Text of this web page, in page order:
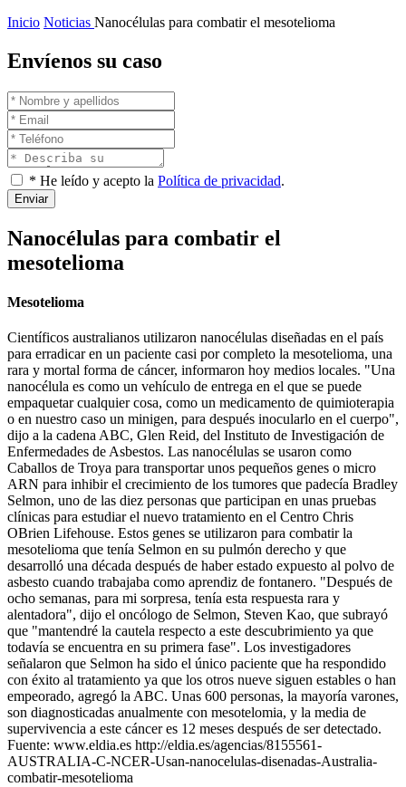
Inicio Noticias Nanocélulas para combatir el mesotelioma
Envíenos su caso
* He leído y acepto la Política de privacidad.
Enviar
Nanocélulas para combatir el
mesotelioma
Mesotelioma
Científicos australianos utilizaron nanocélulas diseñadas en el país
para erradicar en un paciente casi por completo la mesotelioma, una
rara y mortal forma de cáncer, informaron hoy medios locales. "Una
nanocélula es como un vehículo de entrega en el que se puede
empaquetar cualquier cosa, como un medicamento de quimioterapia
o en nuestro caso un minigen, para después inocularlo en el cuerpo",
dijo a la cadena ABC, Glen Reid, del Instituto de Investigación de
Enfermedades de Asbestos. Las nanocélulas se usaron como
Caballos de Troya para transportar unos pequeños genes o micro
ARN para inhibir el crecimiento de los tumores que padecía Bradley
Selmon, uno de las diez personas que participan en unas pruebas
clínicas para estudiar el nuevo tratamiento en el Centro Chris
OBrien Lifehouse. Estos genes se utilizaron para combatir la
mesotelioma que tenía Selmon en su pulmón derecho y que
desarrolló una década después de haber estado expuesto al polvo de
asbesto cuando trabajaba como aprendiz de fontanero. "Después de
ocho semanas, para mi sorpresa, tenía esta respuesta rara y
alentadora", dijo el oncólogo de Selmon, Steven Kao, que subrayó
que "mantendré la cautela respecto a este descubrimiento ya que
todavía se encuentra en su primera fase". Los investigadores
señalaron que Selmon ha sido el único paciente que ha respondido
con éxito al tratamiento ya que los otros nueve siguen estables o han
empeorado, agregó la ABC. Unas 600 personas, la mayoría varones,
son diagnosticadas anualmente con mesotelomia, y la media de
supervivencia a este cáncer es 12 meses después de ser detectado.
Fuente: www.eldia.es http://eldia.es/agencias/8155561-
AUSTRALIA-C-NCER-Usan-nanocelulas-disenadas-Australia-
combatir-mesotelioma